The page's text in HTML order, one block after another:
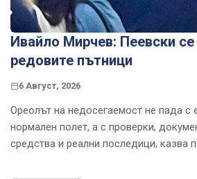
Ивайло Мирчев: Пеевски
редовите пътници
6 Август, 2026
Ореолът на недосегаемост не пада с
нормален полет, а с проверки,
средства и реални последици, казва